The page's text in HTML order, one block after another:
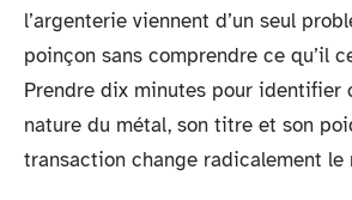
l’argenterie viennent d’un seul
poinçon sans comprendre ce qu’il
Prendre dix minutes pour identifier
nature du métal, son titre et son
transaction change radicalement le